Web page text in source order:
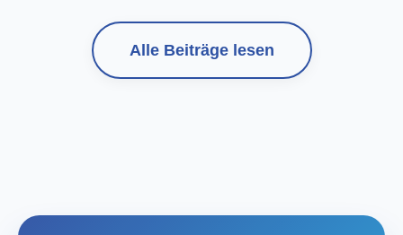
Alle Beiträge lesen